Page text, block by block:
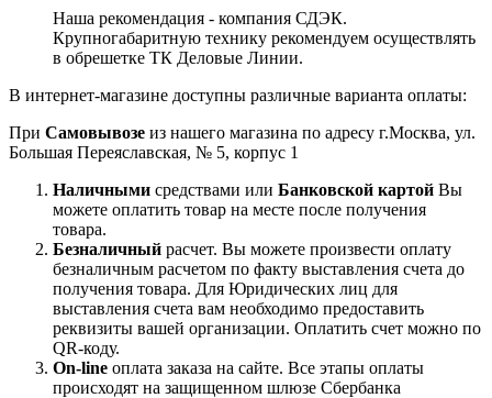
Наша рекомендация - компания СДЭК.
Крупногабаритную технику рекомендуем осуществлять
в обрешетке ТК Деловые Линии.
В интернет-магазине доступны различные варианта оплаты:
При Самовывозе из нашего магазина по адресу г.Москва, ул.
Большая Переяславская, № 5, корпус 1
Наличными средствами или Банковской картой Вы
можете оплатить товар на месте после получения
товара.
Безналичный расчет. Вы можете произвести оплату
безналичным расчетом по факту выставления счета до
получения товара. Для Юридических лиц для
выставления счета вам необходимо предоставить
реквизиты вашей организации. Оплатить счет можно по
QR-коду.
On-line оплата заказа на сайте. Все этапы оплаты
происходят на защищенном шлюзе Сбербанка